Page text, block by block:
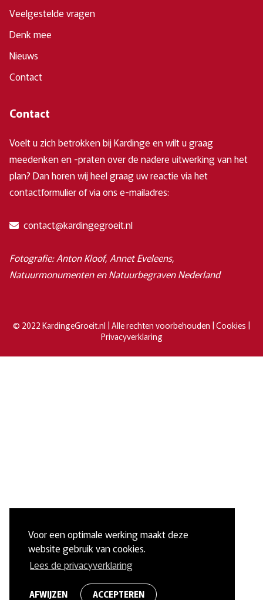
Voor een optimale werking maakt deze
website gebruik van cookies.
Lees de privacyverklaring
AFWIJZEN ACCEPTEREN
Veelgestelde vragen
Denk mee
Nieuws
Contact
Contact
Voelt u zich betrokken bij Kardinge en wilt u graag
meedenken en -praten over de nadere uitwerking van het
plan? Dan horen wij heel graag uw reactie via het
contactformulier of via ons e-mailadres:
contact@kardingegroeit.nl
Fotografie: Anton Kloof, Annet Eveleens,
Natuurmonumenten en Natuurbegraven Nederland
© 2022 KardingeGroeit.nl | Alle rechten voorbehouden | Cookies |
Privacyverklaring